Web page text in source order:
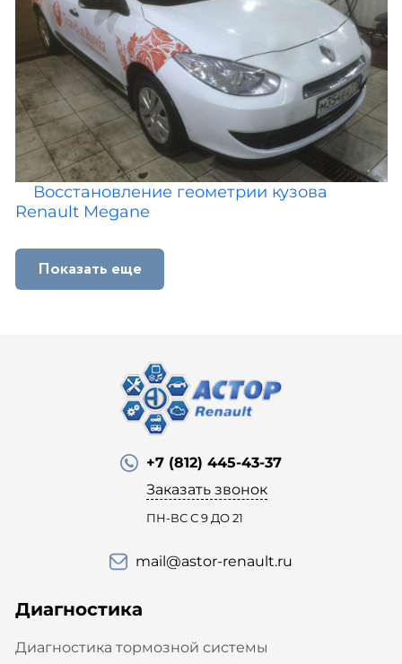
Восстановление геометрии кузова
Renault Megane
Показать еще
+7 (812) 445-43-37
Заказать звонок
ПН-ВС С 9 ДО 21
mail@astor-renault.ru
Диагностика
Диагностика тормозной системы